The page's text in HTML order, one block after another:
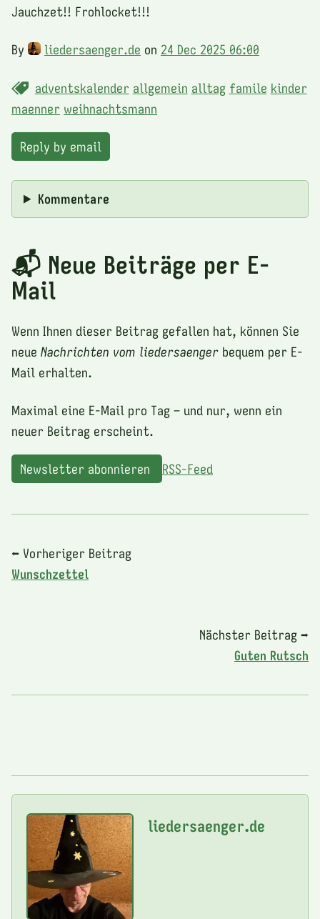
Jauchzet!! Frohlocket!!!
By liedersaenger.de on 24 Dec 2025 06:00
adventskalender allgemein alltag famile kinder
maenner weihnachtsmann
Reply by email
Kommentare
📬 Neue Beiträge per E-
Mail
Wenn Ihnen dieser Beitrag gefallen hat, können Sie
neue Nachrichten vom liedersaenger bequem per E-
Mail erhalten.
Maximal eine E-Mail pro Tag – und nur, wenn ein
neuer Beitrag erscheint.
Newsletter abonnieren RSS-Feed
⬅ Vorheriger Beitrag
Wunschzettel
Nächster Beitrag ➡
Guten Rutsch
liedersaenger.de